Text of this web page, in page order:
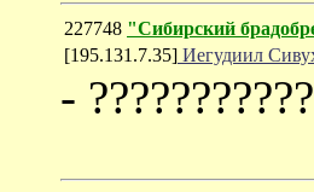
227748 "Сибирский
[195.131.7.35] Иегудиил
-